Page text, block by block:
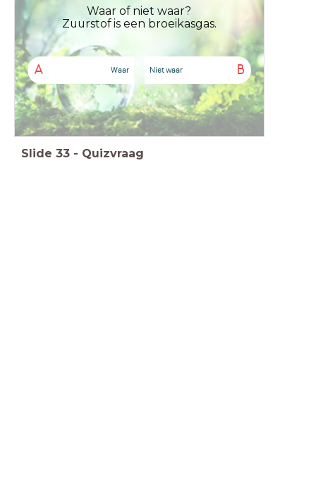
Waar of niet waar?
Zuurstof is een broeikasgas.
A Waar B
Niet waar
Slide 33 - Quizvraag